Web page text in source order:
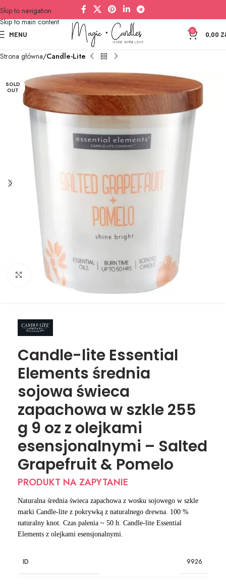
Skip to navigation
Skip to main content
MENU 0 0,00
Strona główna Candle-Lite
SOLD
OUT
Click to enlarge
Candle-lite Essential
Elements średnia
sojowa świeca
zapachowa w szkle 255
g 9 oz z olejkami
esensjonalnymi – Salted
Grapefruit & Pomelo
PRODUKT NA ZAPYTANIE
Naturalna średnia świeca zapachowa z wosku sojowego w szkle
marki Candle-lite z pokrywką z naturalnego drewna. 100 %
naturalny knot. Czas palenia ~ 50 h. Candle-lite Essential
Elements z olejkami esensjonalnymi.
ID 9926